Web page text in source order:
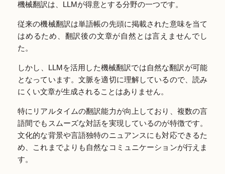
機械翻訳は、LLMが得意とする分野の一つです。
従来の機械翻訳は単語帳の先頭に掲載された意味を当て
はめるため、翻訳後の文章が自然とは言えませんでし
た。
しかし、LLMを活用した機械翻訳では自然な翻訳が可能
となっています。文脈を適切に理解しているので、読み
にくい文章が生成されることはありません。
特にリアルタイムの翻訳能力が向上しており、複数の言
語間でもスムーズな対話を実現しているのが特徴です。
文化的な背景や言語独特のニュアンスにも対応できるた
め、これまでよりも自然なコミュニケーションが行えま
す。